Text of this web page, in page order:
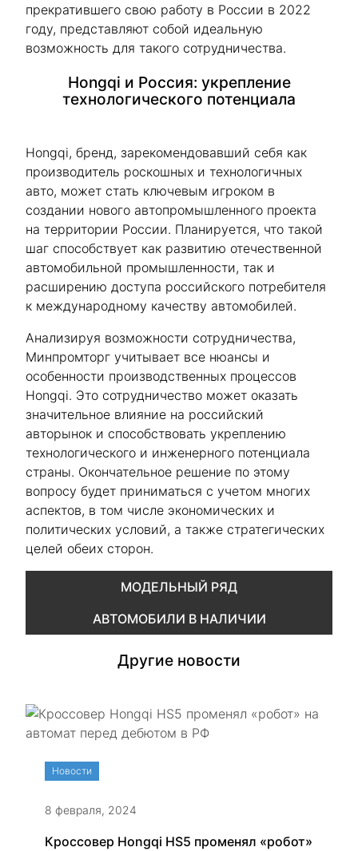
прекратившего свою работу в России в 2022
году, представляют собой идеальную
возможность для такого сотрудничества.
Hongqi и Россия: укрепление
технологического потенциала
Hongqi, бренд, зарекомендовавший себя как
производитель роскошных и технологичных
авто, может стать ключевым игроком в
создании нового автопромышленного проекта
на территории России. Планируется, что такой
шаг способствует как развитию отечественной
автомобильной промышленности, так и
расширению доступа российского потребителя
к международному качеству автомобилей.
Анализируя возможности сотрудничества,
Минпромторг учитывает все нюансы и
особенности производственных процессов
Hongqi. Это сотрудничество может оказать
значительное влияние на российский
авторынок и способствовать укреплению
технологического и инженерного потенциала
страны. Окончательное решение по этому
вопросу будет приниматься с учетом многих
аспектов, в том числе экономических и
политических условий, а также стратегических
целей обеих сторон.
МОДЕЛЬНЫЙ РЯД
АВТОМОБИЛИ В НАЛИЧИИ
Другие новости
Новости
8 февраля, 2024
Кроссовер Hongqi HS5 променял «робот»